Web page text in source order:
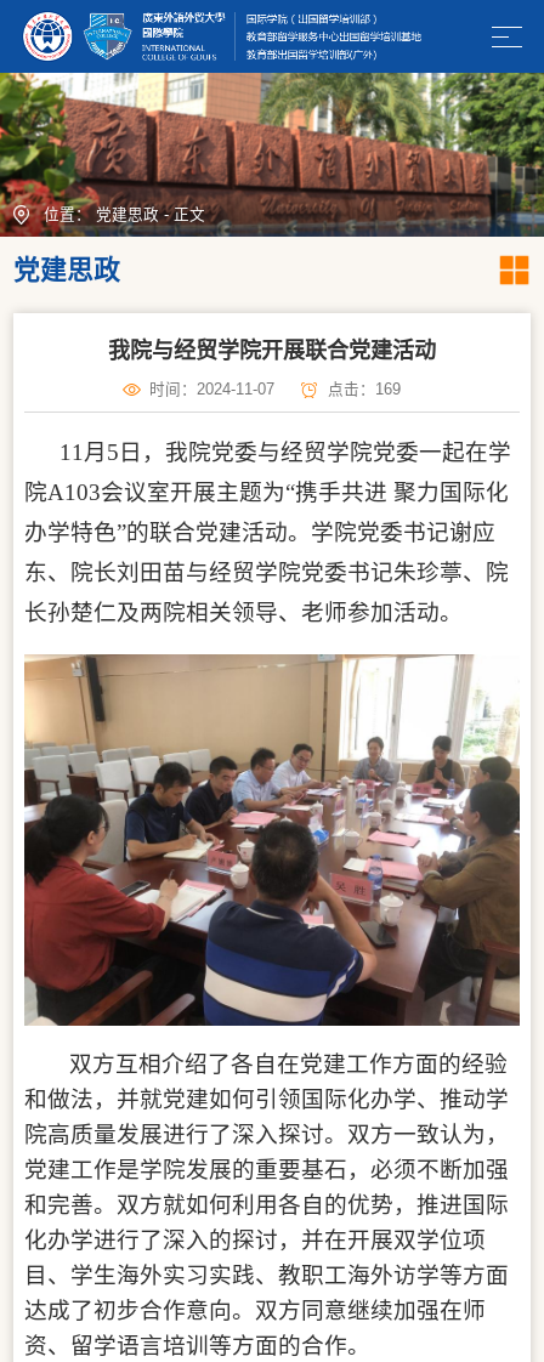
位置： 党建思政-正文
党建思政
我院与经贸学院开展联合党建活动
时间：2024-11-07 点击： 169
11月5日，我院党委与经贸学院党委一起在学
院A103会议室开展主题为“携手共进 聚力国际化
办学特色”的联合党建活动。学院党委书记谢应
东、院长刘田苗与经贸学院党委书记朱珍葶、院
长孙楚仁及两院相关领导、老师参加活动。
双方互相介绍了各自在党建工作方面的经验
和做法，并就党建如何引领国际化办学、推动学
院高质量发展进行了深入探讨。双方一致认为，
党建工作是学院发展的重要基石，必须不断加强
和完善。 双方就如何利用各自的优势，推进国际
化办学进行了深入的探讨，并在开展双学位项
目、学生海外实习实践、教职工海外访学等方面
达成了初步合作意向。双方同意继续加强在师
资、留学语言培训等方面的合作。